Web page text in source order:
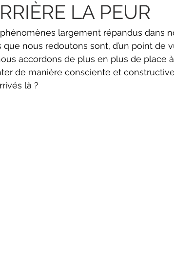
LA PEUR
phénomènes largement répandus dans
nous redoutons sont, d’un point de
accordons de plus en plus de place
de manière consciente et
là ?